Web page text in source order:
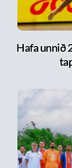
Hafa unnið